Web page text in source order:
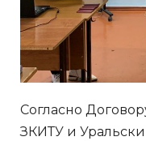
Согласно
ЗКИТУ и